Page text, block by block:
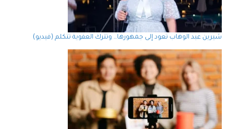
شيرين عبد الوهاب تعود إلى جمهورها… وتترك العفوية تتكلم (فيديو)